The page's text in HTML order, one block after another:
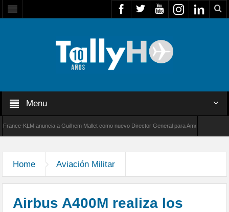
Menu
KLM anuncia a Guilhem Mallet como nuevo Director General para América Latina
Home Aviación Militar
Airbus A400M realiza los